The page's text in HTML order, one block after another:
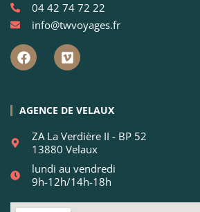
04 42 74 72 22
info@twvoyages.fr
AGENCE DE VELAUX
ZA La Verdière II - BP 52
13880 Velaux
lundi au vendredi
9h-12h/14h-18h